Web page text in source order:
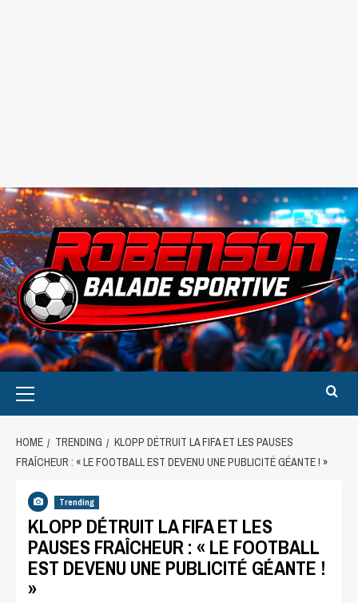
HOME TRENDING
KLOPP DÉTRUIT LA FIFA ET LES PAUSES
FRAÎCHEUR : « LE FOOTBALL EST DEVENU UNE PUBLICITÉ GÉANTE ! »
Trending
KLOPP DÉTRUIT LA FIFA ET LES
PAUSES FRAÎCHEUR : « LE FOOTBALL
EST DEVENU UNE PUBLICITÉ GÉANTE !
»